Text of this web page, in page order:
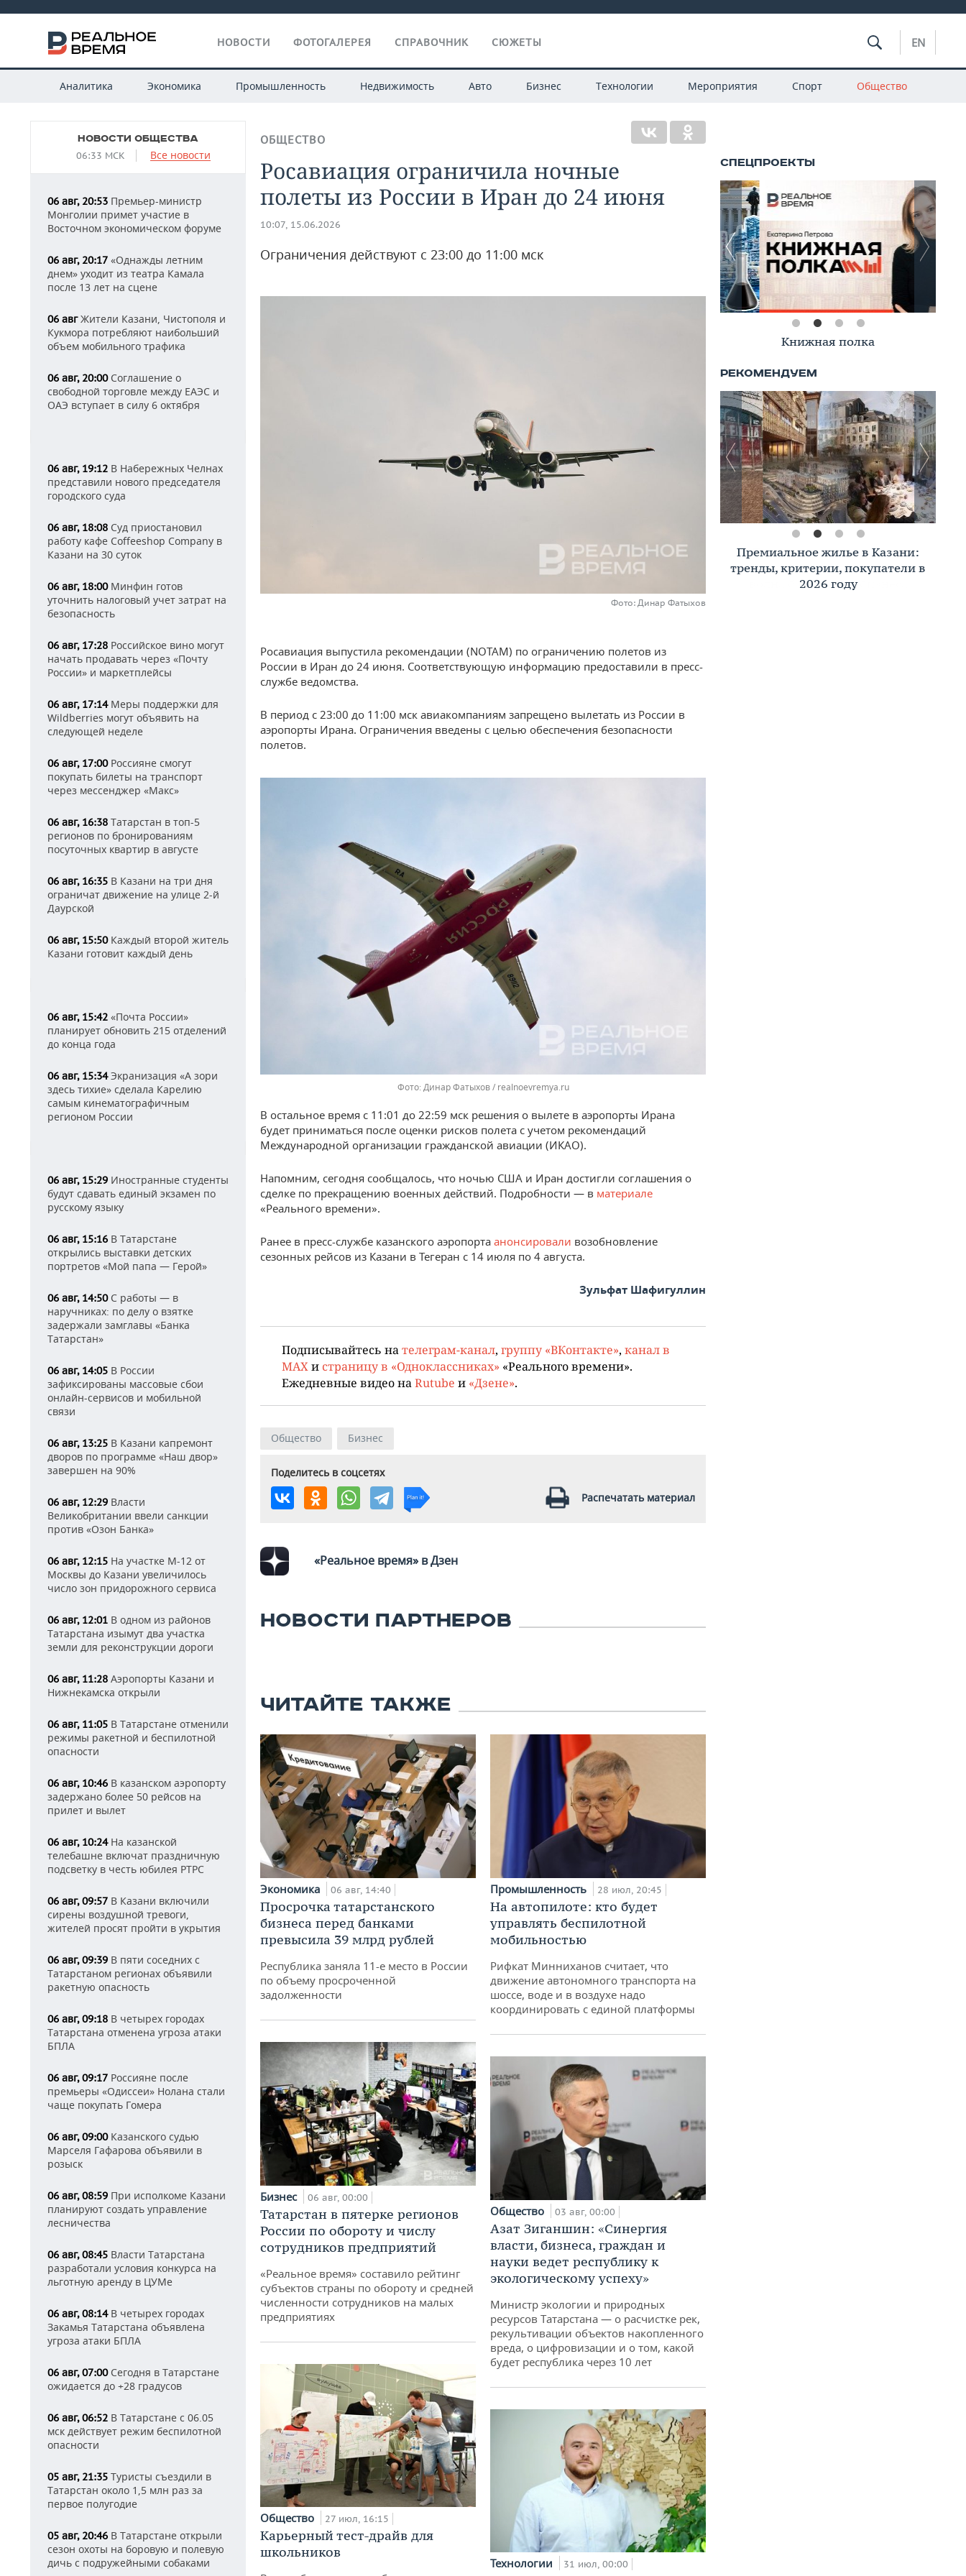
НОВОСТИ ФОТОГАЛЕРЕЯ СПРАВОЧНИК СЮЖЕТЫ EN
Аналитика Экономика Промышленность Недвижимость Авто Бизнес Технологии Мероприятия Спорт Общество
НОВОСТИ ОБЩЕСТВА
06:33 МСК Все новости
06 авг, 20:53 Премьер-министр
Монголии примет участие в
Восточном экономическом форуме
06 авг, 20:17 «Однажды летним
днем» уходит из театра Камала
после 13 лет на сцене
06 авгЖители Казани, Чистополя и
Кукмора потребляют наибольший
объем мобильного трафика
06 авг, 20:00Соглашение о
свободной торговле между ЕАЭС и
ОАЭ вступает в силу 6 октября
06 авг, 19:12 В Набережных Челнах
представили нового председателя
городского суда
06 авг, 18:08 Суд приостановил
работу кафе Coffeeshop Company в
Казани на 30 суток
06 авг, 18:00Минфин готов
уточнить налоговый учет затрат на
безопасность
06 авг, 17:28 Российское вино могут
начать продавать через «Почту
России» и маркетплейсы
06 авг, 17:14Меры поддержки для
Wildberries могут объявить на
следующей неделе
06 авг, 17:00Россияне смогут
покупать билеты на транспорт
через мессенджер «Макс»
06 авг, 16:38 Татарстан в топ-5
регионов по бронированиям
посуточных квартир в августе
06 авг, 16:35 В Казани на три дня
ограничат движение на улице 2-й
Даурской
06 авг, 15:50Каждый второй житель
Казани готовит каждый день
06 авг, 15:42 «Почта России»
планирует обновить 215 отделений
до конца года
06 авг, 15:34Экранизация «А зори
здесь тихие» сделала Карелию
самым кинематографичным
регионом России
06 авг, 15:29 Иностранные студенты
будут сдавать единый экзамен по
русскому языку
06 авг, 15:16 В Татарстане
открылись выставки детских
портретов «Мой папа — Герой»
06 авг, 14:50С работы — в
наручниках: по делу о взятке
задержали замглавы «Банка
Татарстан»
06 авг, 14:05 В России
зафиксированы массовые сбои
онлайн-сервисов и мобильной
связи
06 авг, 13:25 В Казани капремонт
дворов по программе «Наш двор»
завершен на 90%
06 авг, 12:29 Власти
Великобритании ввели санкции
против «Озон Банка»
06 авг, 12:15 На участке М-12 от
Москвы до Казани увеличилось
число зон придорожного сервиса
06 авг, 12:01 В одном из районов
Татарстана изымут два участка
земли для реконструкции дороги
06 авг, 11:28 Аэропорты Казани и
Нижнекамска открыли
06 авг, 11:05 В Татарстане отменили
режимы ракетной и беспилотной
опасности
06 авг, 10:46 В казанском аэропорту
задержано более 50 рейсов на
прилет и вылет
06 авг, 10:24На казанской
телебашне включат праздничную
подсветку в честь юбилея РТРС
06 авг, 09:57 В Казани включили
сирены воздушной тревоги,
жителей просят пройти в укрытия
06 авг, 09:39 В пяти соседних с
Татарстаном регионах объявили
ракетную опасность
06 авг, 09:18 В четырех городах
Татарстана отменена угроза атаки
БПЛА
06 авг, 09:17 Россияне после
премьеры «Одиссеи» Нолана стали
чаще покупать Гомера
06 авг, 09:00Казанского судью
Марселя Гафарова объявили в
розыск
06 авг, 08:59 При исполкоме Казани
планируют создать управление
лесничества
06 авг, 08:45 Власти Татарстана
разработали условия конкурса на
льготную аренду в ЦУМе
06 авг, 08:14В четырех городах
Закамья Татарстана объявлена
угроза атаки БПЛА
06 авг, 07:00Сегодня в Татарстане
ожидается до +28 градусов
06 авг, 06:52 В Татарстане с 06.05
мск действует режим беспилотной
опасности
05 авг, 21:35 Туристы съездили в
Татарстан около 1,5 млн раз за
первое полугодие
05 авг, 20:46 В Татарстане открыли
сезон охоты на боровую и полевую
дичь с подружейными собаками
ОБЩЕСТВО
Росавиация ограничила ночные
полеты из России в Иран до 24 июня
10:07, 15.06.2026
Ограничения действуют с 23:00 до 11:00 мск
Фото: Динар Фатыхов
Росавиация выпустила рекомендации (NOTAM) по ограничению полетов из
России в Иран до 24 июня. Соответствующую информацию предоставили в пресс-
службе ведомства.
В период с 23:00 до 11:00 мск авиакомпаниям запрещено вылетать из России в
аэропорты Ирана. Ограничения введены с целью обеспечения безопасности
полетов.
Динар Фатыхов / realnoevremya.ru
В остальное время с 11:01 до 22:59 мск решения о вылете в аэропорты Ирана
будет приниматься после оценки рисков полета с учетом рекомендаций
Международной организации гражданской авиации (ИКАО).
Напомним, сегодня сообщалось, что ночью США и Иран достигли соглашения о
сделке по прекращению военных действий. Подробности — в материале
«Реального времени».
Ранее в пресс-службе казанского аэропорта анонсировали возобновление
сезонных рейсов из Казани в Тегеран с 14 июля по 4 августа.
Зульфат Шафигуллин
Подписывайтесь на телеграм-канал, группу «ВКонтакте», канал в
MAX и страницу в «Одноклассниках» «Реального времени».
Ежедневные видео на Rutube и «Дзене».
Общество Бизнес
Поделитесь в соцсетях
Распечатать материал
«Реальное время» в Дзен
НОВОСТИ ПАРТНЕРОВ
ЧИТАЙТЕ ТАКЖЕ
Экономика 06 авг, 14:40
Просрочка татарстанского
бизнеса перед банками
превысила 39 млрд рублей
Республика заняла 11-е место в России
по объему просроченной
задолженности
Бизнес 06 авг, 00:00
Татарстан в пятерке регионов
России по обороту и числу
сотрудников предприятий
«Реальное время» составило рейтинг
субъектов страны по обороту и средней
численности сотрудников на малых
предприятиях
Общество 27 июл, 16:15
Карьерный тест-драйв для
школьников
Промышленность 28 июл, 20:45
На автопилоте: кто будет
управлять беспилотной
мобильностью
Рифкат Минниханов считает, что
движение автономного транспорта на
шоссе, воде и в воздухе надо
координировать с единой платформы
Общество 03 авг, 00:00
Азат Зиганшин: «Синергия
власти, бизнеса, граждан и
науки ведет республику к
экологическому успеху»
Министр экологии и природных
ресурсов Татарстана — о расчистке рек,
рекультивации объектов накопленного
вреда, о цифровизации и о том, какой
будет республика через 10 лет
Технологии 31 июл, 00:00
Книжная полка
Премиальное жилье в Казани:
тренды, критерии, покупатели в
2026 году